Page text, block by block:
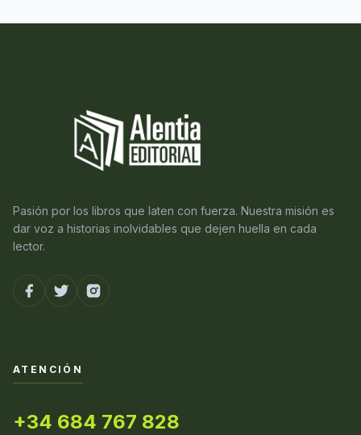
Pasión por los libros que laten con fuerza. Nuestra misión es
dar voz a historias inolvidables que dejen huella en cada
lector.
ATENCIÓN
+34 684 767 828